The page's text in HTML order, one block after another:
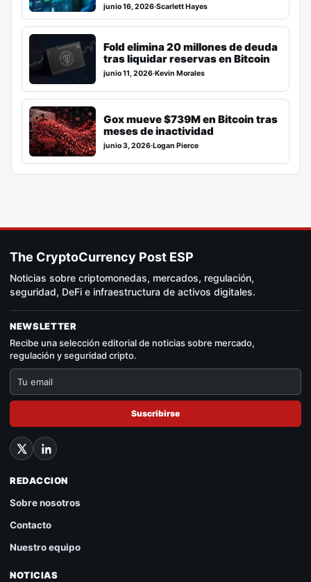
junio 16, 2026·Scarlett Hayes
Fold elimina 20 millones de deuda
tras liquidar reservas en Bitcoin
junio 11, 2026·Kevin Morales
Gox mueve $739M en Bitcoin tras
meses de inactividad
junio 3, 2026·Logan Pierce
The CryptoCurrency Post ESP
Noticias sobre criptomonedas, mercados, regulación,
seguridad, DeFi e infraestructura de activos digitales.
NEWSLETTER
Recibe una selección editorial de noticias sobre mercado,
regulación y seguridad cripto.
Suscribirse
REDACCION
Sobre nosotros
Contacto
Nuestro equipo
NOTICIAS